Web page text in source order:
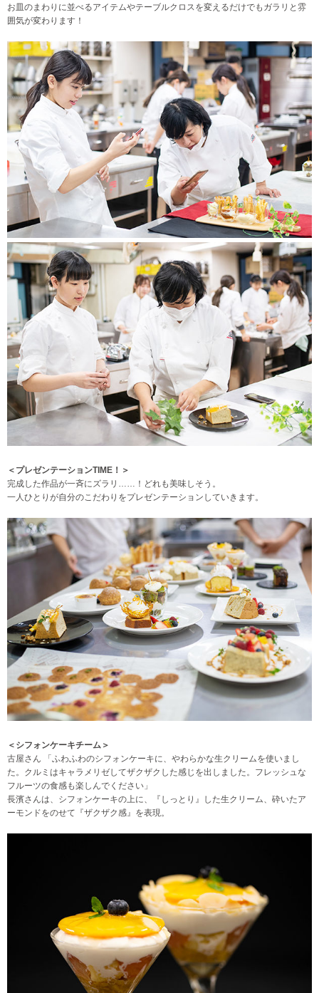
お皿のまわりに並べるアイテムやテーブルクロスを変えるだけでもガラリと雰
囲気が変わります！
＜プレゼンテーションTIME！＞
完成した作品が一斉にズラリ……！どれも美味しそう。
一人ひとりが自分のこだわりをプレゼンテーションしていきます。
＜シフォンケーキチーム＞
古屋さん 「ふわふわのシフォンケーキに、やわらかな生クリームを使いまし
た。クルミはキャラメリゼしてザクザクした感じを出しました。フレッシュな
フルーツの食感も楽しんでください」
長濱さんは、シフォンケーキの上に、『しっとり』した生クリーム、砕いたア
ーモンドをのせて『ザクザク感』を表現。